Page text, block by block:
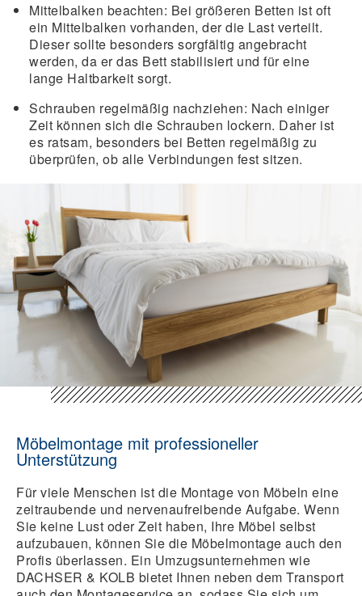
Mittelbalken beachten: Bei größeren Betten ist oft
ein Mittelbalken vorhanden, der die Last verteilt.
Dieser sollte besonders sorgfältig angebracht
werden, da er das Bett stabilisiert und für eine
lange Haltbarkeit sorgt.
Schrauben regelmäßig nachziehen: Nach einiger
Zeit können sich die Schrauben lockern. Daher ist
es ratsam, besonders bei Betten regelmäßig zu
überprüfen, ob alle Verbindungen fest sitzen.
Möbelmontage mit professioneller
Unterstützung
Für viele Menschen ist die Montage von Möbeln eine
zeitraubende und nervenaufreibende Aufgabe. Wenn
Sie keine Lust oder Zeit haben, Ihre Möbel selbst
aufzubauen, können Sie die Möbelmontage auch den
Profis überlassen. Ein Umzugsunternehmen wie
DACHSER & KOLB bietet Ihnen neben dem Transport